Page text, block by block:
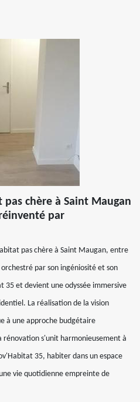
chère à Saint Maugan
par
pas chère à Saint Maugan, entre
par son ingéniosité et son
35 et devient une odyssée immersive
La réalisation de la vision
à une approche budgétaire
rénovation s'unit harmonieusement à
35, habiter dans un espace
vie quotidienne empreinte de